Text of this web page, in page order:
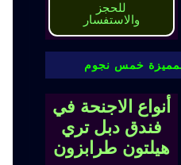
للحجز
والاستفسار
خمس نجوم
أنواع الاجنحة في
فندق دبل تري
هيلتون طرابزون